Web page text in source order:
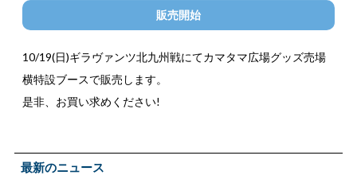
販売開始
10/19(日)ギラヴァンツ北九州戦にてカマタマ広場グッズ売場
横特設ブースで販売します。
是非、お買い求めください!
最新のニュース